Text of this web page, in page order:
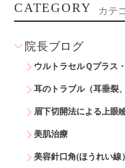
CATEGORY カテ
院長ブログ
ウルトラセルＱプラス
耳のトラブル（耳垂裂
眉下切開法による上眼
美肌治療
美容針口角(ほうれい線